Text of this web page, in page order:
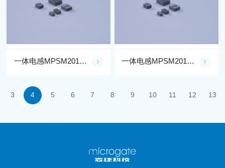
一体电感MPSM201610BER24M**-LF 一体电感MPSM201608BE2R2M**-LF
3 4 5 6 7 8 9 10 11 12 13